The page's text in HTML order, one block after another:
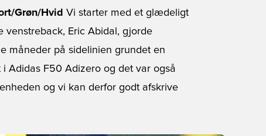
Grøn/Hvid Vi starter med et glædeligt
venstreback, Eric Abidal, gjorde
måneder på sidelinien grundet en
Adidas F50 Adizero og det var også
og vi kan derfor godt afskrive